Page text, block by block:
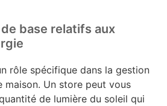
base relatifs aux
rôle spécifique dans la gestion
maison. Un store peut vous
de lumière du soleil qui